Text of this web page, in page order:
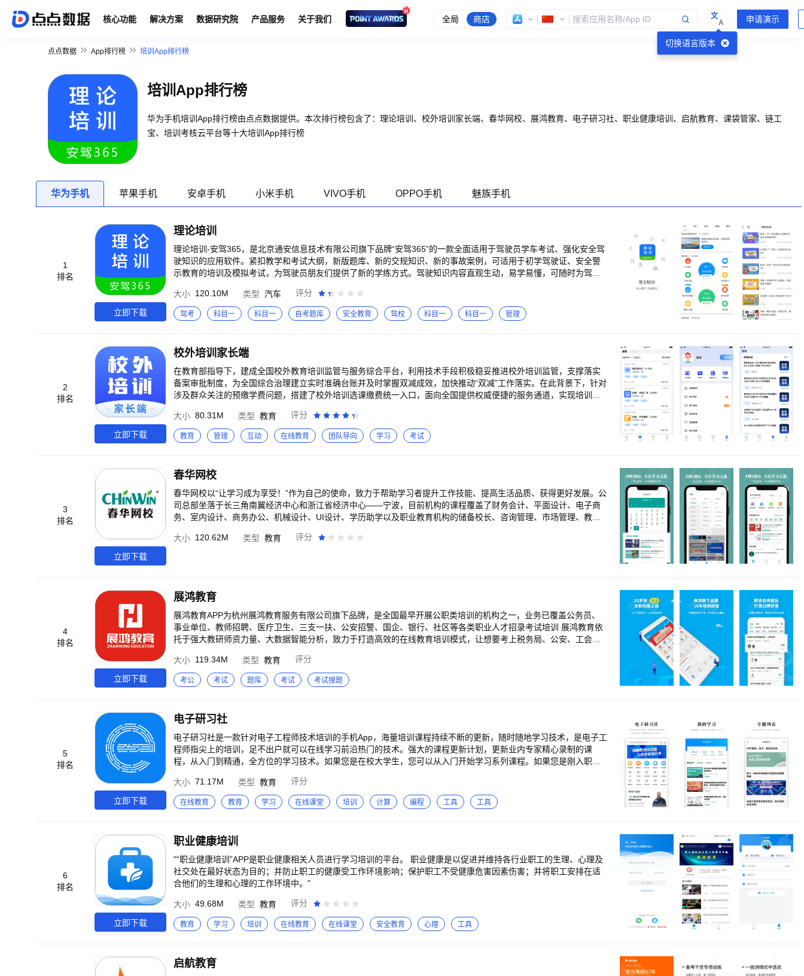
核心功能 解决方案 数据研究院 产品服务 关于我们 全局 商店
切换语言版本
文
A
点点数据 App排行榜 培训App排行榜
培训App排行榜
华为手机培训App排行榜由点点数据提供。本次排行榜包含了：理论培训、校外培训家长端、春华网校、展鸿教育、电子研习社、职业健康培训、启航教育、课袋管家、链工
宝、培训考核云平台等十大培训App排行榜
华为手机 苹果手机 安卓手机 小米手机 VIVO手机 OPPO手机 魅族手机
1
排名
立即下载
理论培训
理论培训-安驾365，是北京通安信息技术有限公司旗下品牌“安驾365”的一款全面适用于驾驶员学车考试、强化安全驾
驶知识的应用软件。紧扣教学和考试大纲，新版题库、新的交规知识、新的事故案例，可适用于初学驾驶证、安全警
示教育的培训及模拟考试，为驾驶员朋友们提供了新的学练方式。驾驶知识内容直观生动，易学易懂，可随时为驾驶
统、权威的驾驶知识讲解，全方位为驾驶员答疑解惑 3.海量题库：紧扣考试大纲，让你随时随地以练促学，积累实战
经验 4.同步学习：与PC端记录完全同步，用户自由切换学练方式 如有使用问题或产品建议，请随时访问http://www.bjt
ongan.com与我们的客服联系。
大小 120.10M 类型 汽车 评分
驾考 科目一 科目一 自考题库 安全教育 驾校 科目一 科目一 管理
2
排名
立即下载
校外培训家长端
在教育部指导下，建成全国校外教育培训监管与服务综合平台，利用技术手段积极稳妥推进校外培训监管，支撑落实
备案审批制度，为全国综合治理建立实时准确台账并及时掌握双减成效，加快推动“双减”工作落实。在此背景下，针对
涉及群众关注的预缴学费问题，搭建了校外培训选课缴费统一入口，面向全国提供权威便捷的服务通道，实现培训机
大小 80.31M 类型 教育 评分
教育 管理 互动 在线教育 团队导向 学习 考试
3
排名
立即下载
春华网校
春华网校以“让学习成为享受！”作为自己的使命，致力于帮助学习者提升工作技能、提高生活品质、获得更好发展。公
司总部坐落于长三角南翼经济中心和浙江省经济中心——宁波，目前机构的课程覆盖了财务会计、平面设计、电子商
务、室内设计、商务办公、机械设计、UI设计、学历助学以及职业教育机构的储备校长、咨询管理、市场管理、教学
大小 120.62M 类型 教育 评分
4
排名
立即下载
展鸿教育
展鸿教育APP为杭州展鸿教育服务有限公司旗下品牌，是全国最早开展公职类培训的机构之一，业务已覆盖公务员、
事业单位、教师招聘、医疗卫生、三支一扶、公安招警、国企、银行、社区等各类职业人才招录考试培训 展鸿教育依
托于强大教研师资力量、大数据智能分析，致力于打造高效的在线教育培训模式，让想要考上税务局、公安、工会、
考、省考、事业单位知识考点】 覆盖公考等多个类型考试，行测申论面试等各大类知识考点，每道题都搭配详细解
析，针对各大类考点搭配直播课程。 【资深行业讲师，考试干货在线讲解】 拥有多年公考培训经验讲师，丰富教学经
验帮助考生查漏补缺，短期内迅速提分。 【学习方式多样化，让备考不再枯燥】 精品题库，直播，视频网课，小班课
大小 119.34M 类型 教育 评分
考公 考试 题库 考试 考试搜题
5
排名
立即下载
电子研习社
电子研习社是一款针对电子工程师技术培训的手机App，海量培训课程持续不断的更新，随时随地学习技术，是电子工
程师指尖上的培训，足不出户就可以在线学习前沿热门的技术。强大的课程更新计划，更新业内专家精心录制的课
程，从入门到精通，全方位的学习技术。如果您是在校大学生，您可以从入门开始学习系列课程。如果您是刚入职的
培训交流更深的技术经验。 2000+热门课程视频，持续更新，总有您喜欢的技术； 业内知名专家培训课程，系统性的
课程录制培训； 技术干货在线直播分享，实时在线与技术专家交流； 现场报名，参加线下技术研讨会，与业内同行零
距离交流。
大小 71.17M 类型 教育 评分
在线教育 教育 学习 在线课堂 培训 计算 编程 工具 工具
6
排名
立即下载
职业健康培训
"“职业健康培训”APP是职业健康相关人员进行学习培训的平台。 职业健康是以促进并维持各行业职工的生理、心理及
社交处在最好状态为目的；并防止职工的健康受工作环境影响；保护职工不受健康危害因素伤害；并将职工安排在适
合他们的生理和心理的工作环境中。"
大小 49.68M 类型 教育 评分
教育 学习 培训 在线教育 在线课堂 安全教育 心理 工具
启航教育